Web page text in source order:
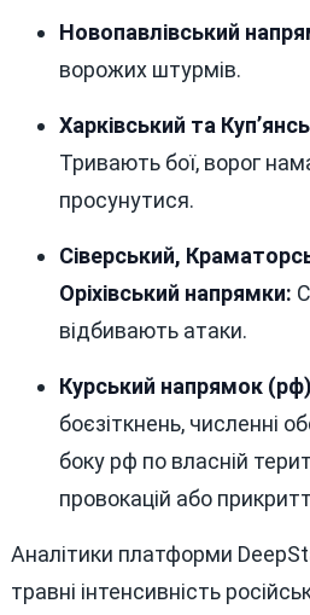
Новопавлівський
ворожих штурмів.
Харківський та
Тривають бої, ворог
просунутися.
Сіверський,
Оріхівський напрямки:
відбивають атаки.
Курський напрямок
боєзіткнень, численні
боку рф по власній
провокацій або
Аналітики платформи
травні інтенсивність